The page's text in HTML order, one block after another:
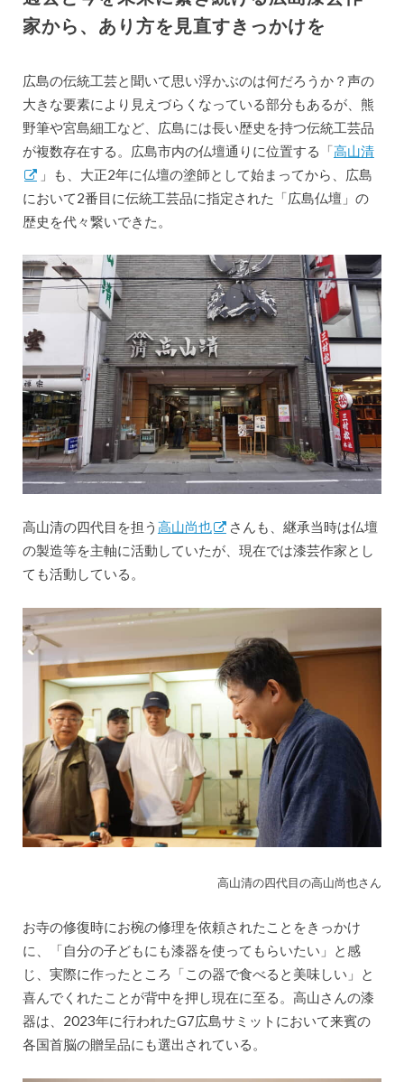
家から、あり方を見直すきっかけを
広島の伝統工芸と聞いて思い浮かぶのは何だろうか？声の
大きな要素により見えづらくなっている部分もあるが、熊
野筆や宮島細工など、広島には長い歴史を持つ伝統工芸品
が複数存在する。広島市内の仏壇通りに位置する「高山清
」も、大正2年に仏壇の塗師として始まってから、広島
において2番目に伝統工芸品に指定された「広島仏壇」の
歴史を代々繋いできた。
高山清の四代目を担う 高山尚也
さんも、継承当時は仏壇
の製造等を主軸に活動していたが、現在では漆芸作家とし
ても活動している。
高山清の四代目の高山尚也さん
お寺の修復時にお椀の修理を依頼されたことをきっかけ
に、「自分の子どもにも漆器を使ってもらいたい」と感
じ、実際に作ったところ「この器で食べると美味しい」と
喜んでくれたことが背中を押し現在に至る。高山さんの漆
器は、2023年に行われたG7広島サミットにおいて来賓の
各国首脳の贈呈品にも選出されている。